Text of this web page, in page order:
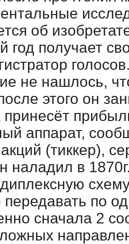
об
год получает
не нашлось,
этого он
принесёт
аппарат,
(тиккер),
наладил в
передавать по
сначала 2